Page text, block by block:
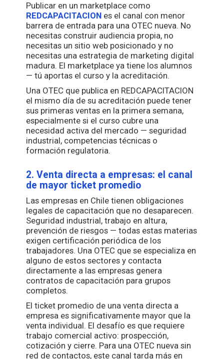
Publicar en un marketplace como
REDCAPACITACION es el canal con menor
barrera de entrada para una OTEC nueva. No
necesitas construir audiencia propia, no
necesitas un sitio web posicionado y no
necesitas una estrategia de marketing digital
madura. El marketplace ya tiene los alumnos
— tú aportas el curso y la acreditación.
Una OTEC que publica en REDCAPACITACION
el mismo día de su acreditación puede tener
sus primeras ventas en la primera semana,
especialmente si el curso cubre una
necesidad activa del mercado — seguridad
industrial, competencias técnicas o
formación regulatoria.
2. Venta directa a empresas: el canal
de mayor ticket promedio
Las empresas en Chile tienen obligaciones
legales de capacitación que no desaparecen.
Seguridad industrial, trabajo en altura,
prevención de riesgos — todas estas materias
exigen certificación periódica de los
trabajadores. Una OTEC que se especializa en
alguno de estos sectores y contacta
directamente a las empresas genera
contratos de capacitación para grupos
completos.
El ticket promedio de una venta directa a
empresa es significativamente mayor que la
venta individual. El desafío es que requiere
trabajo comercial activo: prospección,
cotización y cierre. Para una OTEC nueva sin
red de contactos, este canal tarda más en